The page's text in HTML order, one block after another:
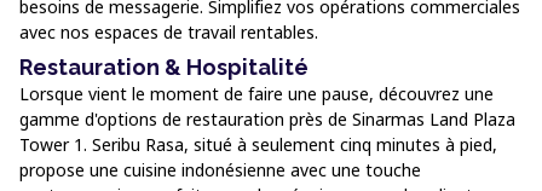
besoins de messagerie. Simplifiez vos opérations commerciales
avec nos espaces de travail rentables.
Restauration & Hospitalité
Lorsque vient le moment de faire une pause, découvrez une
gamme d'options de restauration près de Sinarmas Land Plaza
Tower 1. Seribu Rasa, situé à seulement cinq minutes à pied,
propose une cuisine indonésienne avec une touche